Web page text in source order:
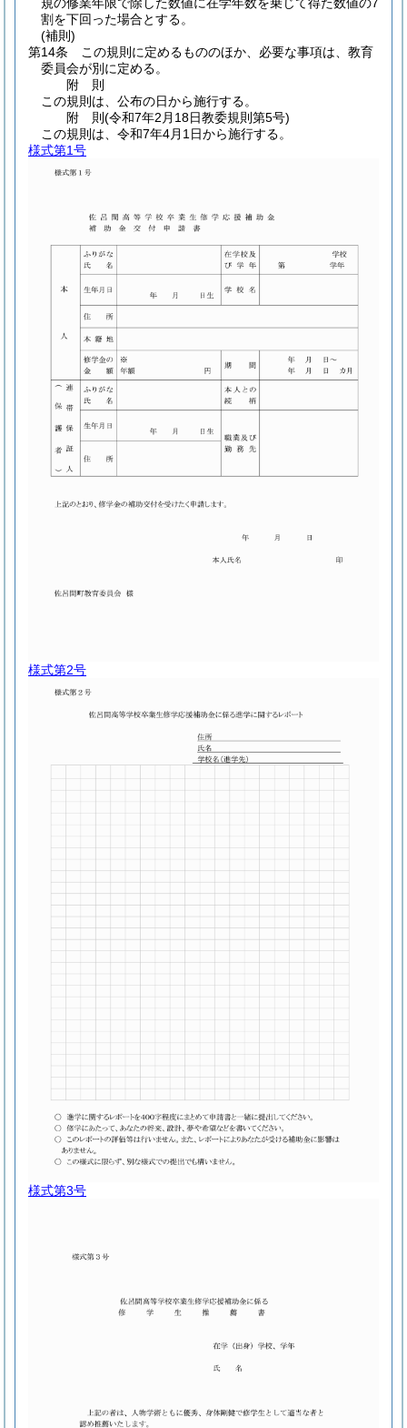
割を下回った場合とする。
(補則)
第14条
この規則に定めるもののほか、必要な事項は、教育
委員会が別に定める。
附 則
この規則は、公布の日から施行する。
附 則(令和7年2月18日教委規則第5号)
この規則は、令和7年4月1日から施行する。
様式第1号
様式第2号
様式第3号